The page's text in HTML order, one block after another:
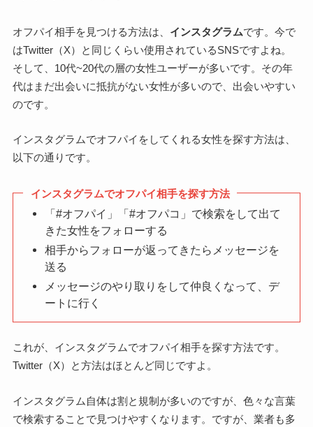
オフパイ相手を見つける方法は、 インスタグラムです。今で
はTwitter（X）と同じくらい使用されているSNSですよね。
そして、10代~20代の層の女性ユーザーが多いです。その年
代はまだ出会いに抵抗がない女性が多いので、出会いやすい
のです。
インスタグラムでオフパイをしてくれる女性を探す方法は、
以下の通りです。
インスタグラムでオフパイ相手を探す方法
「#オフパイ」「#オフパコ」で検索をして出て
きた女性をフォローする
相手からフォローが返ってきたらメッセージを
送る
メッセージのやり取りをして仲良くなって、デ
ートに行く
これが、インスタグラムでオフパイ相手を探す方法です。
Twitter（X）と方法はほとんど同じですよ。
インスタグラム自体は割と規制が多いのですが、色々な言葉
で検索することで見つけやすくなります。ですが、業者も多